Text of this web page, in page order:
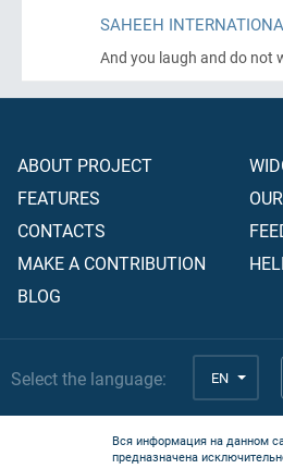
SAHEEH
And you laugh and do not
ABOUT PROJECT
FEATURES
CONTACTS
MAKE A CONTRIBUTION
BLOG
Select the language: EN
Вся информация на данном
предназначена